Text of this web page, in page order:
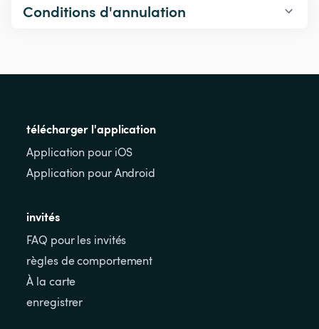
Conditions d'annulation
télécharger l'application
Application pour iOS
Application pour Android
invités
FAQ pour les invités
règles de comportement
À la carte
enregistrer